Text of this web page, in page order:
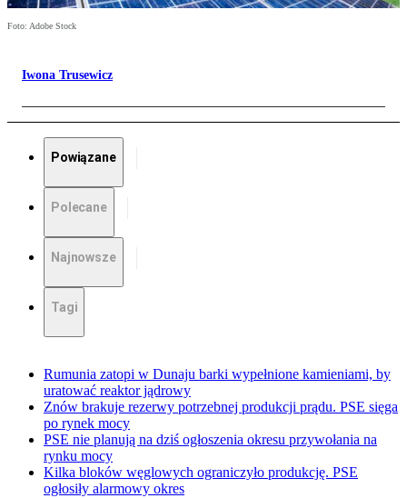
Foto: Adobe Stock
Iwona Trusewicz
Powiązane
Polecane
Najnowsze
Tagi
Rumunia zatopi w Dunaju barki wypełnione kamieniami, by
uratować reaktor jądrowy
Znów brakuje rezerwy potrzebnej produkcji prądu. PSE sięga
po rynek mocy
PSE nie planują na dziś ogłoszenia okresu przywołania na
rynku mocy
Kilka bloków węglowych ograniczyło produkcję. PSE
ogłosiły alarmowy okres